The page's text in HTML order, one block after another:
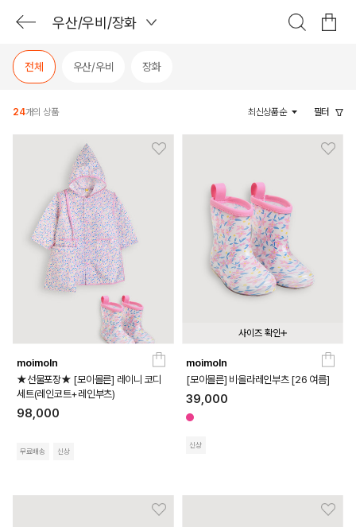
우산/우비/장화
전체 우산/우비 장화
24개의 상품 최신상품순 필터
moimoln
★선물포장★ [모이몰른] 레이니 코디
세트(레인코트+레인부츠)
98,000
무료배송 신상
사이즈 확인
moimoln
[모이몰른] 비올라레인부츠 [26 여름]
39,000
신상